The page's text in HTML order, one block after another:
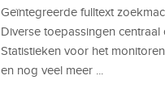
Geïntegreerde fulltext
Diverse toepassingen centraal
Statistieken voor het
en nog veel meer ...